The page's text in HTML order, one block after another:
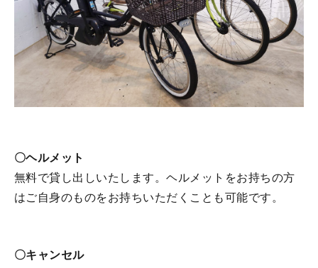
〇ヘルメット
無料で貸し出しいたします。ヘルメットをお持ちの方
はご自身のものをお持ちいただくことも可能です。
〇キャンセル